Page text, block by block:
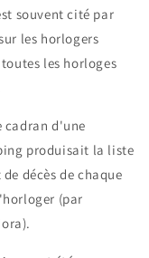
souvent cité par
les horlogers
les horloges
cadran d'une
produisait la liste
décès de chaque
(par